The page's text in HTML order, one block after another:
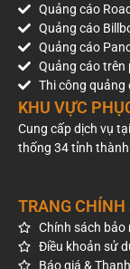
Quảng cáo
Quảng cáo
Quảng cáo
Quảng cáo
Thi công quảng
KHU VỰC
Cung cấp dịch vụ
thống 34 tỉnh
TRANG CHÍNH
Chính sách bảo
Điều khoản sử
Báo giá &